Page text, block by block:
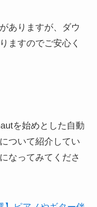
ありますが、ダウ
ますのでご安心く
を始めとした 自動
ついて紹介 してい
なってみてくださ